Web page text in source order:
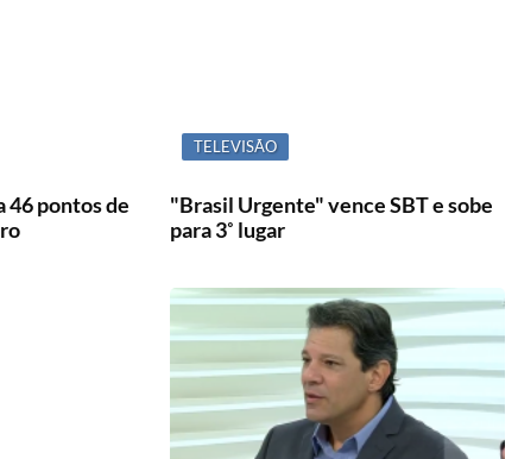
46 pontos de
TELEVISÃO
"Brasil Urgente" vence SBT e sobe
para 3˚ lugar